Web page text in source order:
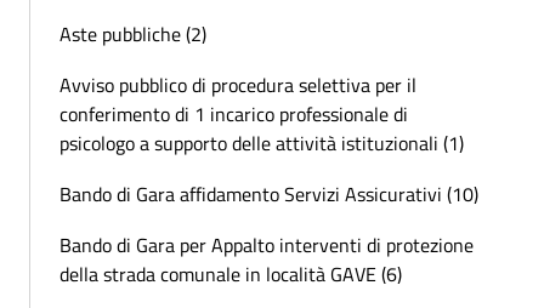
Aste pubbliche (2)
Avviso pubblico di procedura selettiva per il
conferimento di 1 incarico professionale di
psicologo a supporto delle attività istituzionali (1)
Bando di Gara affidamento Servizi Assicurativi (10)
Bando di Gara per Appalto interventi di protezione
della strada comunale in località GAVE (6)